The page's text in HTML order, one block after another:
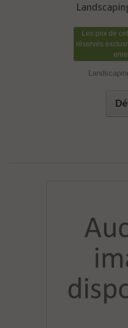
Les prix de
réservés